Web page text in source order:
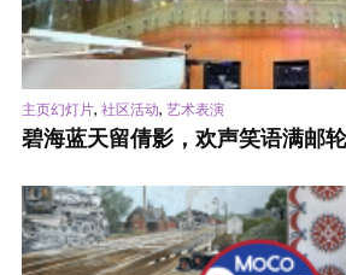
主页幻灯片, 社区活动, 艺术表演
碧海蓝天留倩影，欢声笑语满邮轮